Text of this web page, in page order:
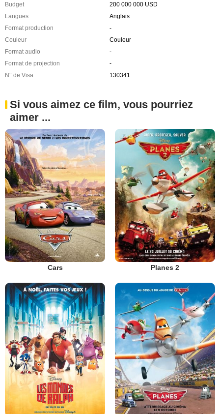
Budget
200 000 000 USD
Langues
Anglais
Format production
-
Couleur
Couleur
Format audio
-
Format de projection
-
N° de Visa
130341
Si vous aimez ce film, vous pourriez
aimer ...
Cars Planes 2